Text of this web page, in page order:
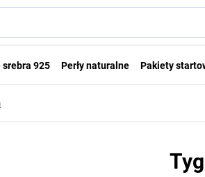
srebra 925 Perły naturalne Pakiety